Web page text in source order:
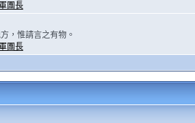
團長
，惟請言之有物。
團長